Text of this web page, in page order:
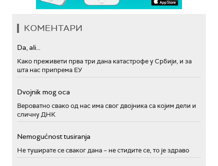
КОМЕНТАРИ
Da, ali...
Како преживети прва три дана катастрофе у Србији, и за
шта нас припрема ЕУ
Dvojnik mog oca
Вероватно свако од нас има свог двојника са којим дели и
сличну ДНК
Nemogućnost tusiranja
Не туширате се сваког дана – не стидите се, то је здраво